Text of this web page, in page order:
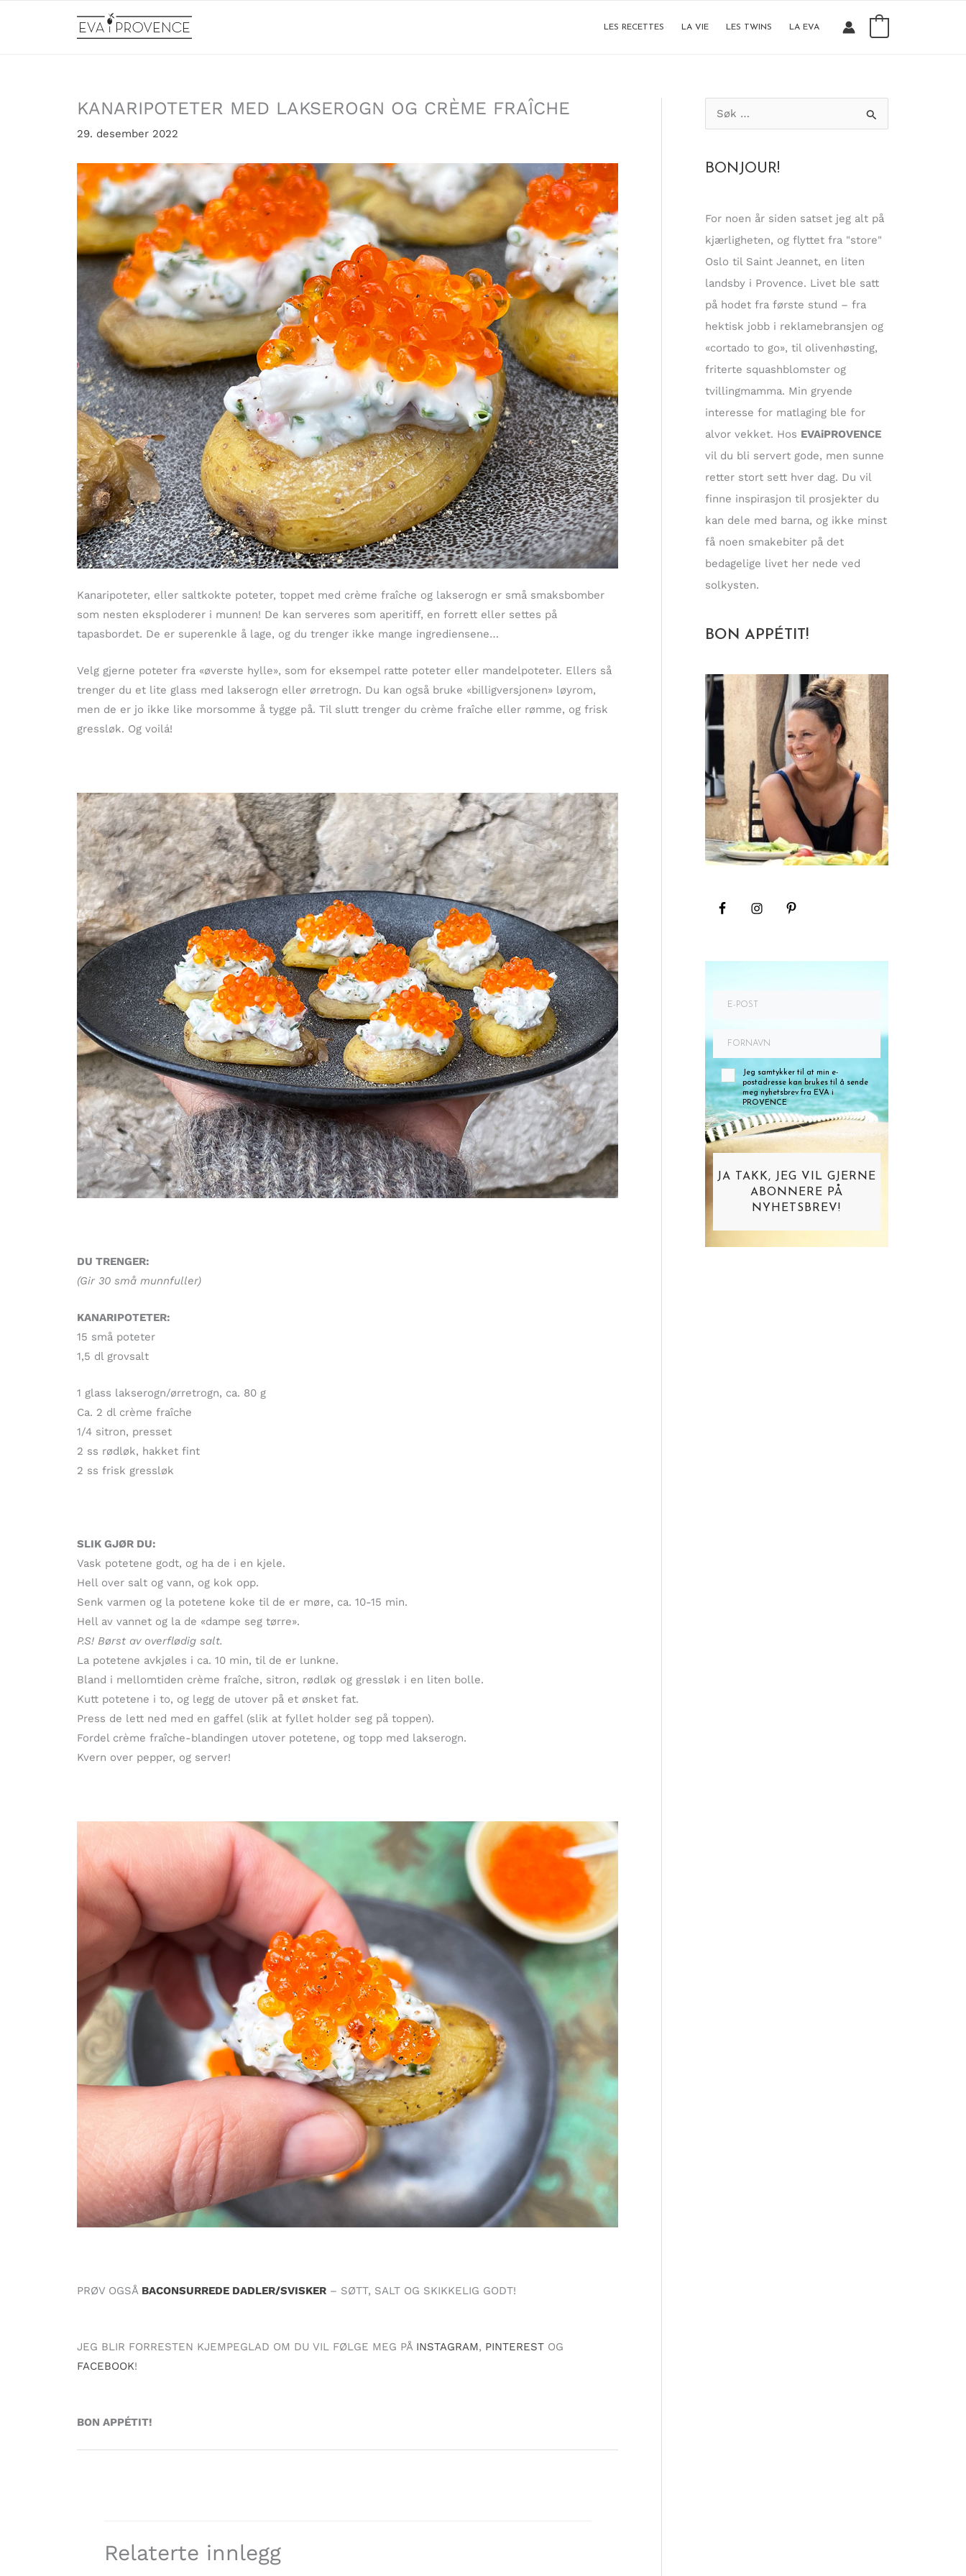
LES RECETTES LA VIE LES TWINS LA EVA
KANARIPOTETER MED LAKSEROGN OG CRÈME FRAÎCHE
29. desember 2022
Kanaripoteter, eller saltkokte poteter, toppet med crème fraîche og lakserogn er små smaksbomber
som nesten eksploderer i munnen! De kan serveres som aperitiff, en forrett eller settes på
tapasbordet. De er superenkle å lage, og du trenger ikke mange ingrediensene…
Velg gjerne poteter fra «øverste hylle», som for eksempel ratte poteter eller mandelpoteter. Ellers så
trenger du et lite glass med lakserogn eller ørretrogn. Du kan også bruke «billigversjonen» løyrom,
men de er jo ikke like morsomme å tygge på. Til slutt trenger du crème fraîche eller rømme, og frisk
gressløk. Og voilá!
DU TRENGER:
(Gir 30 små munnfuller)
KANARIPOTETER:
15 små poteter
1,5 dl grovsalt
1 glass lakserogn/ørretrogn, ca. 80 g
Ca. 2 dl crème fraîche
1/4 sitron, presset
2 ss rødløk, hakket fint
2 ss frisk gressløk
SLIK GJØR DU:
Vask potetene godt, og ha de i en kjele.
Hell over salt og vann, og kok opp.
Senk varmen og la potetene koke til de er møre, ca. 10-15 min.
Hell av vannet og la de «dampe seg tørre».
P.S! Børst av overflødig salt.
La potetene avkjøles i ca. 10 min, til de er lunkne.
Bland i mellomtiden crème fraîche, sitron, rødløk og gressløk i en liten bolle.
Kutt potetene i to, og legg de utover på et ønsket fat.
Press de lett ned med en gaffel (slik at fyllet holder seg på toppen).
Fordel crème fraîche-blandingen utover potetene, og topp med lakserogn.
Kvern over pepper, og server!
PRØV OGSÅ BACONSURREDE DADLER/SVISKER – SØTT, SALT OG SKIKKELIG GODT!
JEG BLIR FORRESTEN KJEMPEGLAD OM DU VIL FØLGE MEG PÅ INSTAGRAM, PINTEREST OG
FACEBOOK!
BON APPÉTIT!
Relaterte innlegg
ø
e
t
e
r
:
BONJOUR!
For noen år siden satset jeg alt på
kjærligheten, og flyttet fra "store"
Oslo til Saint Jeannet, en liten
landsby i Provence. Livet ble satt
på hodet fra første stund – fra
hektisk jobb i reklamebransjen og
«cortado to go», til olivenhøsting,
friterte squashblomster og
tvillingmamma. Min gryende
interesse for matlaging ble for
alvor vekket. Hos EVAiPROVENCE
vil du bli servert gode, men sunne
retter stort sett hver dag. Du vil
finne inspirasjon til prosjekter du
kan dele med barna, og ikke minst
få noen smakebiter på det
bedagelige livet her nede ved
solkysten.
BON APPÉTIT!
Jeg samtykker til at min e-
postadresse kan brukes til å sende
meg nyhetsbrev fra EVA i
PROVENCE
JA TAKK, JEG VIL GJERNE
ABONNERE PÅ
NYHETSBREV!